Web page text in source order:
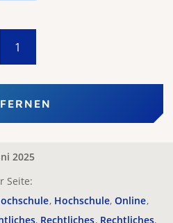
1
2025
Seite:
Hochschule Online
Rechtliches Rechtliches